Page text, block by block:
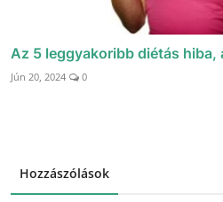
Az 5 leggyakoribb diétás hiba,
Jún 20, 2024 0
Hozzászólások